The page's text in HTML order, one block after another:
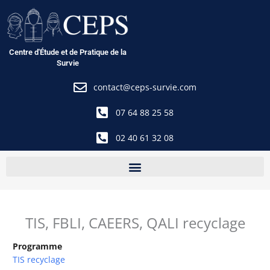
au
contenu
Centre d'Étude et de Pratique de la
Survie
contact@ceps-survie.com
07 64 88 25 58
02 40 61 32 08
TIS, FBLI, CAEERS, QALI recyclage
Programme
TIS recyclage